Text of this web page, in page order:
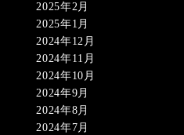
2025年2月
2025年1月
2024年12月
2024年11月
2024年10月
2024年9月
2024年8月
2024年7月